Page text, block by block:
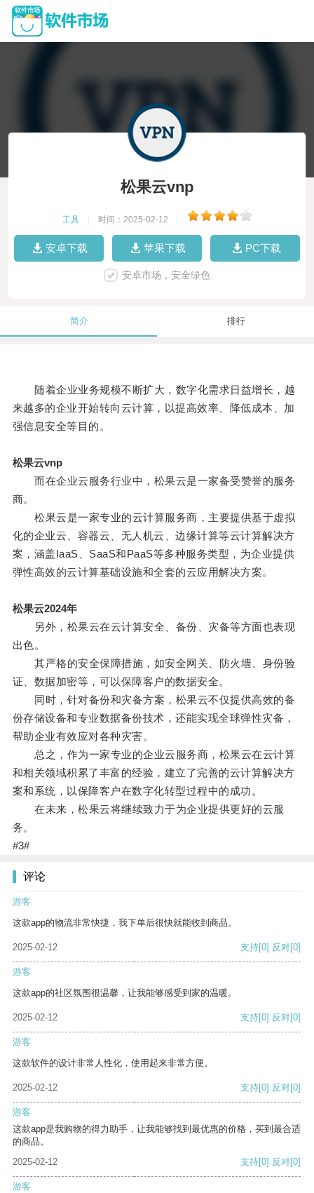
松果云vnp
工具 时间：2025-02-12
安卓下载 苹果下载 PC下载
安卓市场，安全绿色
简介 排行
随着企业业务规模不断扩大，数字化需求日益增长，越
来越多的企业开始转向云计算，以提高效率、降低成本、加
强信息安全等目的。
松果云vnp
而在企业云服务行业中，松果云是一家备受赞誉的服务
商。
松果云是一家专业的云计算服务商，主要提供基于虚拟
化的企业云、容器云、无人机云、边缘计算等云计算解决方
案，涵盖IaaS、SaaS和PaaS等多种服务类型，为企业提供
弹性高效的云计算基础设施和全套的云应用解决方案。
松果云2024年
另外，松果云在云计算安全、备份、灾备等方面也表现
出色。
其严格的安全保障措施，如安全网关、防火墙、身份验
证、数据加密等，可以保障客户的数据安全。
同时，针对备份和灾备方案，松果云不仅提供高效的备
份存储设备和专业数据备份技术，还能实现全球弹性灾备，
帮助企业有效应对各种灾害。
总之，作为一家专业的企业云服务商，松果云在云计算
和相关领域积累了丰富的经验，建立了完善的云计算解决方
案和系统，以保障客户在数字化转型过程中的成功。
在未来，松果云将继续致力于为企业提供更好的云服
务。
#3#
评论
游客
这款app的物流非常快捷，我下单后很快就能收到商品。
2025-02-12 支持[0] 反对[0]
游客
这款app的社区氛围很温馨，让我能够感受到家的温暖。
2025-02-12 支持[0] 反对[0]
游客
这款软件的设计非常人性化，使用起来非常方便。
2025-02-12 支持[0] 反对[0]
游客
这款app是我购物的得力助手，让我能够找到最优惠的价格，买到最合适
的商品。
2025-02-12
支持[0] 反对[0]
游客